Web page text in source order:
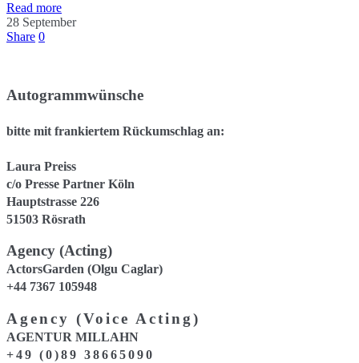
Read more
28 September
Share 0
Autogrammwünsche
bitte mit frankiertem Rückumschlag an:
Laura Preiss
c/o Presse Partner Köln
Hauptstrasse 226
51503 Rösrath
Agency (Acting)
ActorsGarden (Olgu Caglar)
+44 7367 105948
Agency (Voice Acting)
AGENTUR MILLAHN
+49 (0)89 38665090